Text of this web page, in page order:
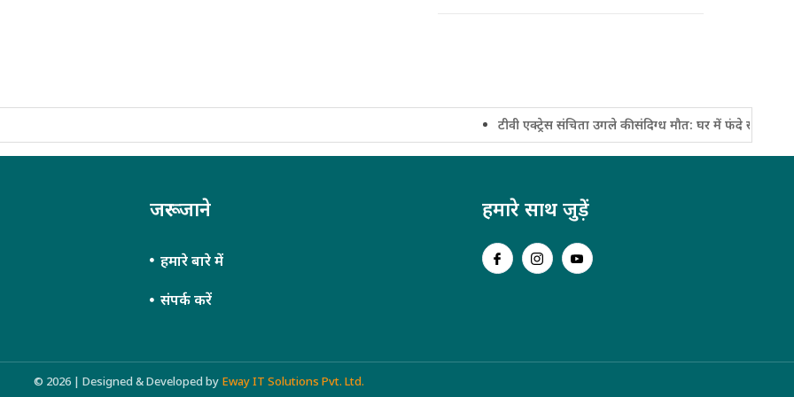
टीवी एक्ट्रेस संचिता उगले की संदिग्ध मौत: घर में फंदे से लटका
जरूर जाने
हमारे बारे में
संपर्क करें
हमारे साथ जुड़ें
© 2026 | Designed & Developed by Eway IT Solutions Pvt. Ltd.